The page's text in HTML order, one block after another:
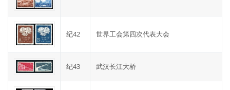
纪42 世界工会第四次代表大会
纪43 武汉长江大桥